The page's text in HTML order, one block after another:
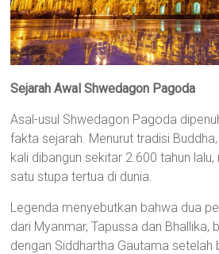
Sejarah Awal Shwedagon Pagoda
Asal-usul Shwedagon Pagoda
fakta sejarah. Menurut tradisi
kali dibangun sekitar 2.600 tahun
satu stupa tertua di dunia.
Legenda menyebutkan bahwa dua
dari Myanmar, Tapussa dan Bhallika,
dengan Siddhartha Gautama setelah